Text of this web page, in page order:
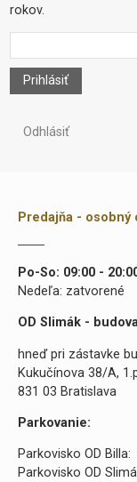
rokov.
Prihlásiť
Odhlásiť
Predajňa - osobný
Po-So: 09:00 -
Nedeľa: zatvorené
OD Slimák -
hneď pri zástavke
Kukučínova 38/A,
831 03 Bratislava
Parkovanie:
Parkovisko OD
Parkovisko OD